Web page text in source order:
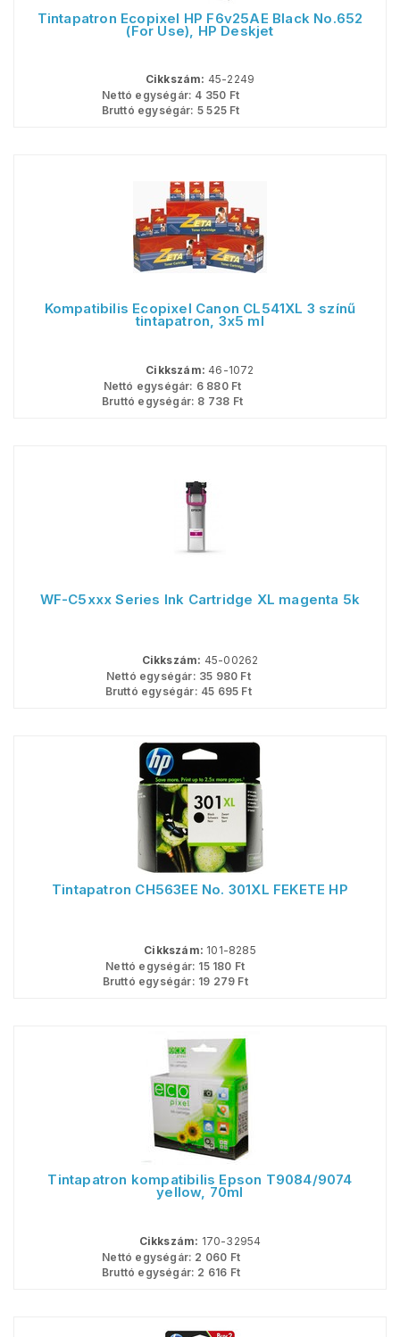
Tintapatron Ecopixel HP F6v25AE Black No.652
(For Use), HP Deskjet
Cikkszám: 45-2249
Nettó egységár: 4 350 Ft
Bruttó egységár: 5 525Ft
Kompatibilis Ecopixel Canon CL541XL 3 színű
tintapatron, 3x5 ml
Cikkszám: 46-1072
Nettó egységár: 6 880Ft
Bruttó egységár: 8 738 Ft
WF-C5xxx Series Ink Cartridge XL magenta 5k
Cikkszám: 45-00262
Nettó egységár: 35 980 Ft
Bruttó egységár: 45 695 Ft
Tintapatron CH563EE No. 301XL FEKETE HP
Cikkszám: 101-8285
Nettó egységár: 15 180 Ft
Bruttó egységár: 19 279 Ft
Tintapatron kompatibilis Epson T9084/9074
yellow, 70ml
Cikkszám: 170-32954
Nettó egységár: 2 060 Ft
Bruttó egységár: 2 616 Ft